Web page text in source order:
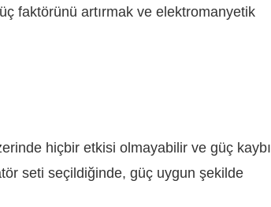
faktörünü artırmak ve elektromanyetik
hiçbir etkisi olmayabilir ve güç kaybı
seti seçildiğinde, güç uygun şekilde